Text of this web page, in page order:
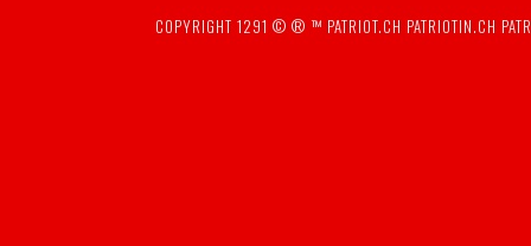
COPYRIGHT 1291 © ® ™ PATRIOT.CH PATRIOTIN.CH